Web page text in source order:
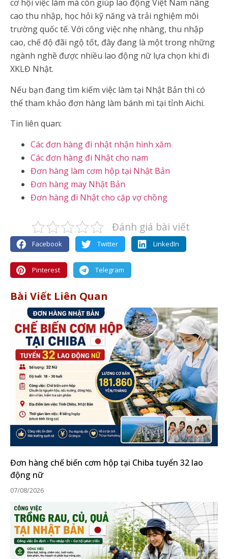
cơ hội việc làm mà còn giúp lao động Việt Nam nâng
cao thu nhập, học hỏi kỹ năng và trải nghiệm môi
trường quốc tế. Với công việc nhẹ nhàng, thu nhập
cao, chế độ đãi ngộ tốt, đây đang là một trong những
ngành nghề được nhiều lao động nữ lựa chọn khi đi
XKLĐ Nhật.
Nếu bạn đang tìm kiếm việc làm tại Nhật Bản thì có
thể tham khảo đơn hàng làm bánh mì tại tỉnh Aichi.
Tin liên quan:
Các đơn hàng đi nhật nhận hình xăm
Các đơn hàng đi Nhật cho nam
Đơn hàng làm cơm hộp tại Nhật Bản
Đơn hàng may Nhật Bản
Đơn hàng đi Nhật cho cặp vợ chồng
Đánh giá bài viết
Facebook Twitter LinkedIn
Pinterest Telegram
Bài Viết Liên Quan
Đơn hàng chế biến cơm hộp tại Chiba tuyển 32 lao
động nữ
07/08/2026